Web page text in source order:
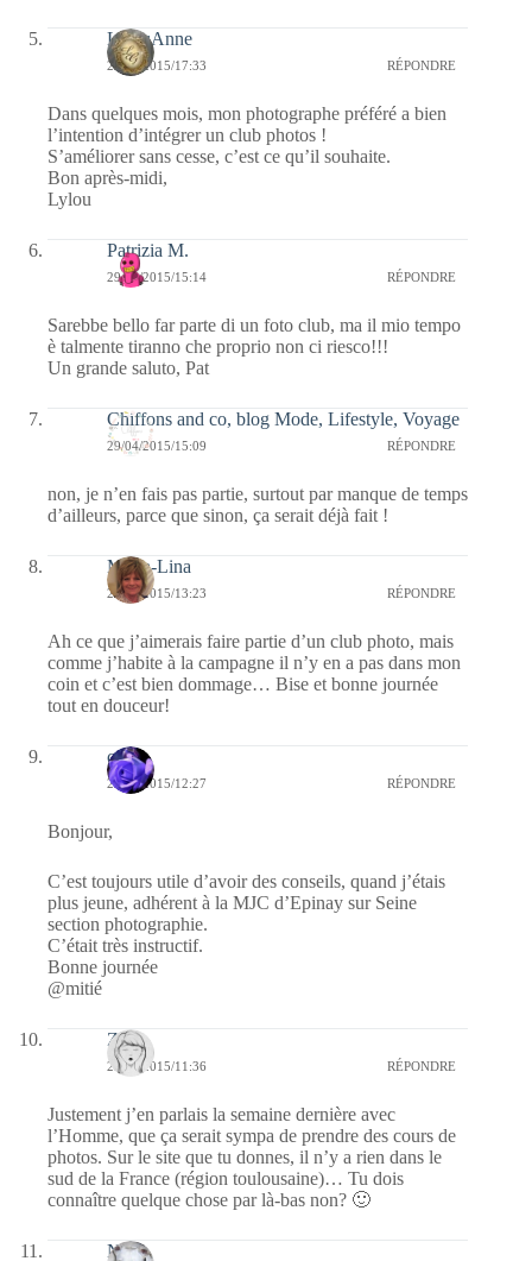
LylouAnne
29/04/2015/17:33 RÉPONDRE
Dans quelques mois, mon photographe préféré a bien
l’intention d’intégrer un club photos !
S’améliorer sans cesse, c’est ce qu’il souhaite.
Bon après-midi,
Lylou
Patrizia M.
29/04/2015/15:14 RÉPONDRE
Sarebbe bello far parte di un foto club, ma il mio tempo
è talmente tiranno che proprio non ci riesco!!!
Un grande saluto, Pat
Chiffons and co, blog Mode, Lifestyle, Voyage
29/04/2015/15:09 RÉPONDRE
non, je n’en fais pas partie, surtout par manque de temps
d’ailleurs, parce que sinon, ça serait déjà fait !
Maria-Lina
29/04/2015/13:23 RÉPONDRE
Ah ce que j’aimerais faire partie d’un club photo, mais
comme j’habite à la campagne il n’y en a pas dans mon
coin et c’est bien dommage… Bise et bonne journée
tout en douceur!
covix
29/04/2015/12:27 RÉPONDRE
Bonjour,
C’est toujours utile d’avoir des conseils, quand j’étais
plus jeune, adhérent à la MJC d’Epinay sur Seine
section photographie.
C’était très instructif.
Bonne journée
@mitié
Zou.
29/04/2015/11:36 RÉPONDRE
Justement j’en parlais la semaine dernière avec
l’Homme, que ça serait sympa de prendre des cours de
photos. Sur le site que tu donnes, il n’y a rien dans le
sud de la France (région toulousaine)… Tu dois
connaître quelque chose par là-bas non? 🙂
Nays